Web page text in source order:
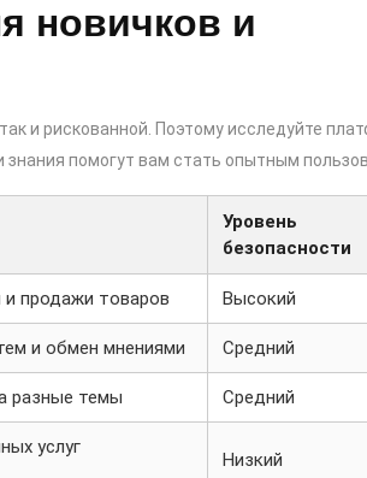
новичков и
и рискованной. Поэтому исследуйте
помогут вам стать опытным
Уровень
безопасности
продажи товаров Высокий
и обмен мнениями Средний
разные темы Средний
услуг
Низкий